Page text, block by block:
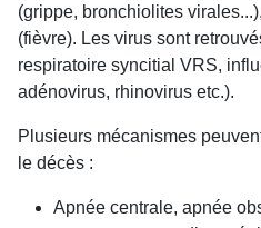
(grippe, bronchiolites
(fièvre). Les virus sont
respiratoire syncitial VRS,
adénovirus, rhinovirus etc.).
Plusieurs mécanismes
le décès :
Apnée centrale, apnée